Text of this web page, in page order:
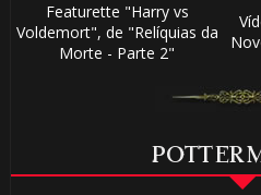
Featurette "Harry vs
Voldemort", de "Relíquias da
Morte - Parte 2"